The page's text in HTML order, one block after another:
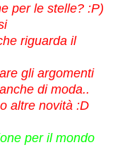
per le stelle? :P)
riguarda il
gli argomenti
di moda..
altre novità :D
per il mondo